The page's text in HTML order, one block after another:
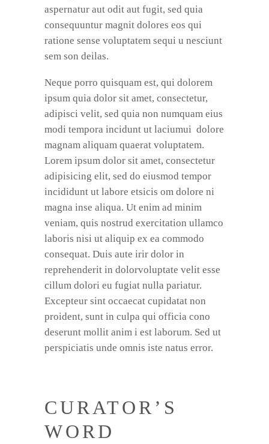
aspernatur aut odit aut fugit, sed quia
consequuntur magnit dolores eos qui
ratione sense voluptatem sequi u nesciunt
sem son deilas.
Neque porro quisquam est, qui dolorem
ipsum quia dolor sit amet, consectetur,
adipisci velit, sed quia non numquam eius
modi tempora incidunt ut laciumui dolore
magnam aliquam quaerat voluptatem.
Lorem ipsum dolor sit amet, consectetur
adipisicing elit, sed do eiusmod tempor
incididunt ut labore etsicis om dolore ni
magna inse aliqua. Ut enim ad minim
veniam, quis nostrud exercitation ullamco
laboris nisi ut aliquip ex ea commodo
consequat. Duis aute irir dolor in
reprehenderit in dolorvoluptate velit esse
cillum dolori eu fugiat nulla pariatur.
Excepteur sint occaecat cupidatat non
proident, sunt in culpa qui officia cono
deserunt mollit anim i est laborum. Sed ut
perspiciatis unde omnis iste natus error.
CURATOR’S
WORD